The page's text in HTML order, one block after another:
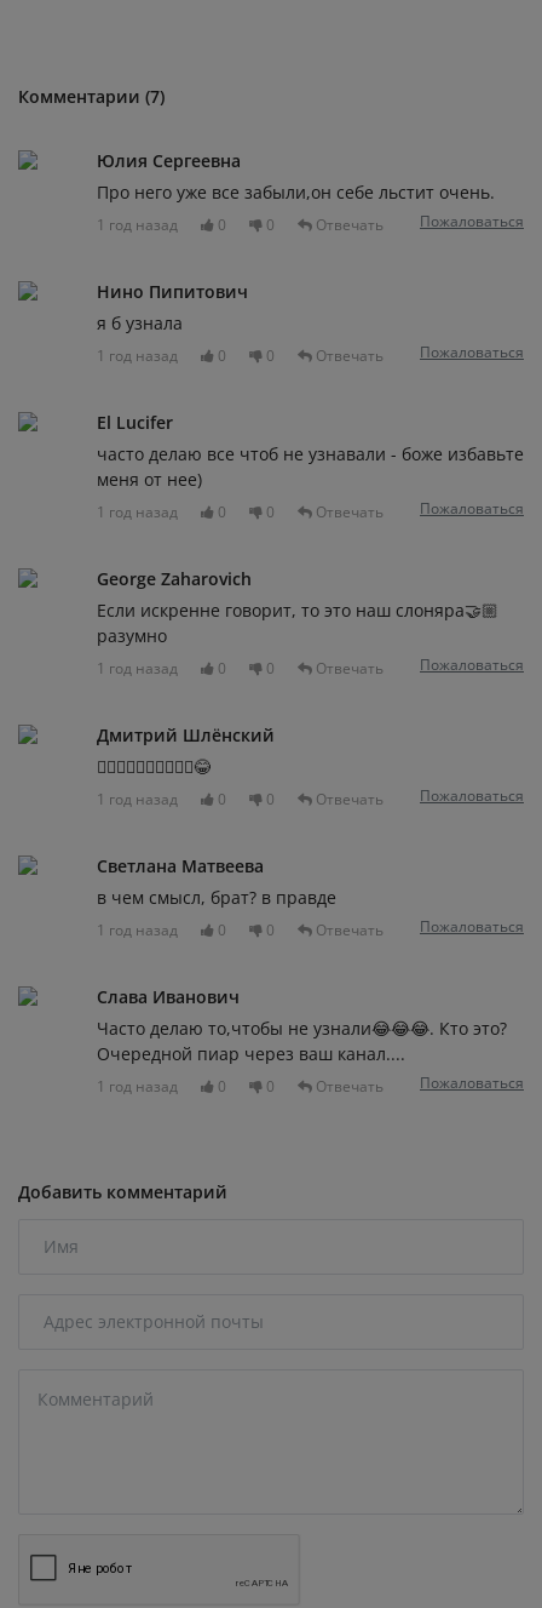
Комментарии (7)
Юлия Сергеевна
Про него уже все забыли,он себе льстит очень.
1 год назад 0 0 Отвечать Пожаловаться
Нино Пипитович
я б узнала
1 год назад 0 0 Отвечать Пожаловаться
El Lucifer
часто делаю все чтоб не узнавали - боже избавьте
меня от нее)
1 год назад 0 0 Отвечать Пожаловаться
George Zaharovich
Если искренне говорит, то это наш слоняра🤝🏼
разумно
1 год назад 0 0 Отвечать Пожаловаться
Дмитрий Шлёнский
🤦‍♂️🤦‍♂️🤦‍♂️🤦‍♂️🤦‍♂️😂
1 год назад 0 0 Отвечать Пожаловаться
Светлана Матвеева
в чем смысл, брат? в правде
1 год назад 0 0 Отвечать Пожаловаться
Слава Иванович
Часто делаю то,чтобы не узнали😂😂😂. Кто это?
Очередной пиар через ваш канал....
1 год назад 0 0 Отвечать Пожаловаться
Добавить комментарий